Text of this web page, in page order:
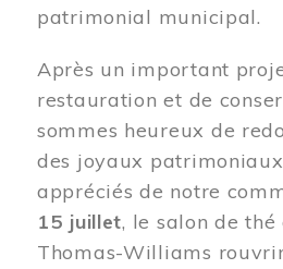
patrimonial municipal.
Après un important
restauration et de
sommes heureux de
des joyaux
appréciés de notre
15 juillet, le salon de
Thomas-Williams